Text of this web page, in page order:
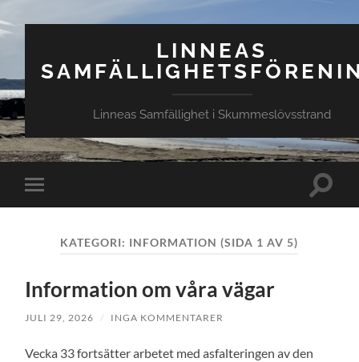
LINNEAS
Linneas Samfällighet i Skummeslövsstrand
Slå
på/av
Slå
KATEGORI: INFORMATION (SIDA 1 AV 5)
Information om våra vägar
JULI 29, 2026 / INGA KOMMENTARER
Vecka 33 fortsätter arbetet med asfalteringen av den